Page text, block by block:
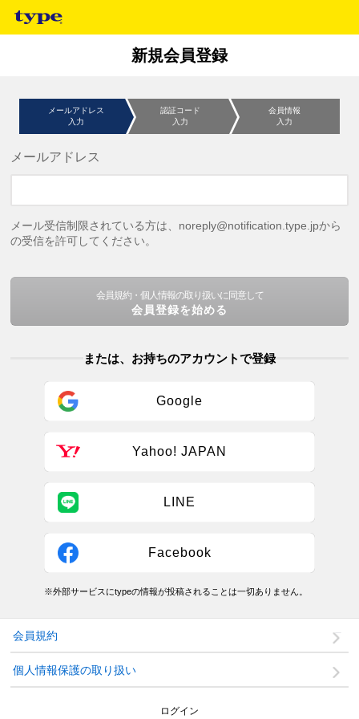
新規会員登録
メールアドレス
入力
認証コード
入力
会員情報
入力
メールアドレス
メール受信制限されている方は、noreply@notification.type.jpから
の受信を許可してください。
会員規約・個人情報の取り扱いに同意して
会員登録を始める
または、お持ちのアカウントで登録
Google
Yahoo! JAPAN
LINE
Facebook
※外部サービスにtypeの情報が投稿されることは一切ありません。
会員規約
個人情報保護の取り扱い
ログイン